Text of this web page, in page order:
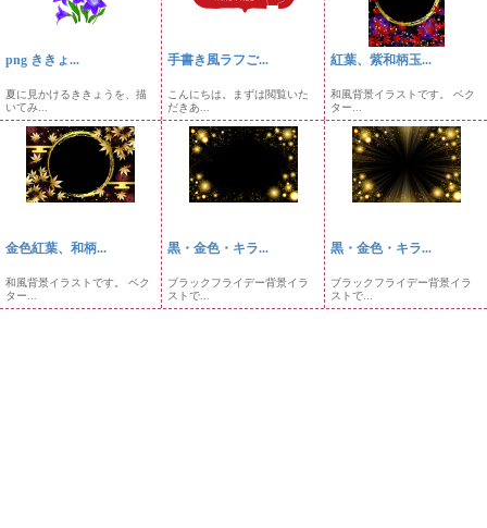
png ききょ...
夏に見かけるききょうを、描
いてみ...
手書き風ラフご...
こんにちは。まずは閲覧いた
だきあ...
紅葉、紫和柄玉...
和風背景イラストです。 ベク
ター...
金色紅葉、和柄...
和風背景イラストです。 ベク
ター...
黒・金色・キラ...
ブラックフライデー背景イラ
ストで...
黒・金色・キラ...
ブラックフライデー背景イラ
ストで...